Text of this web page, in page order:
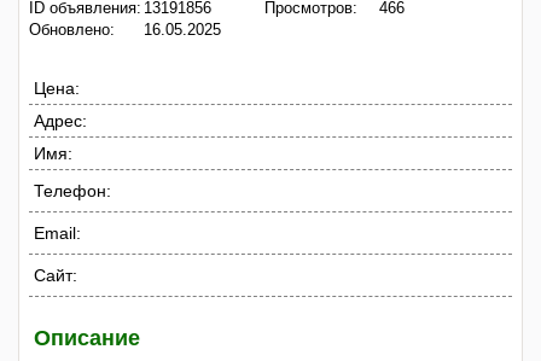
ID объявления: 13191856
Обновлено:
16.05.2025
Просмотров: 466
Цена:
Адрес:
Имя:
Телефон:
Email:
Сайт:
Описание